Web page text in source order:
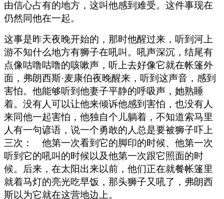
由信心占有的地方，这叫他感到难受。这件事现在
仍然同他在一起。
这事是昨天夜晚开始的，那时他醒过来，听到河上
游不知什么地方有狮子在吼叫。吼声深沉，结尾有
点像咕噜咕噜的咳嗽声，听上去好像它就在帐篷外
面，弗朗西斯·麦康伯夜晚醒来，听到这声音，感到
害怕。他能够听到他妻子平静的呼吸声，她熟睡
着。没有人可以让他来倾诉他感到害怕，也没有人
来同他一起害怕，他独自个儿躺着，不知道索马里
人有一句谚语，说一个勇敢的人总是要被狮子吓上
三次： 他第一次看到它的脚印的时候、他第一次
听到它的吼叫的时候以及他第一次跟它照面的时
候。后来，在太阳出来以前，他们正在就餐帐篷里
就着马灯的亮光吃早饭，那头狮子又吼了，弗朗西
斯以为它就在这营地边上。